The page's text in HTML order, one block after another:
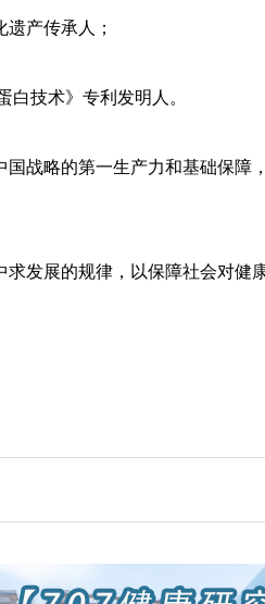
产传承人；
技术》专利发明人。
战略的第一生产力和基础保障
发展的规律，以保障社会对健